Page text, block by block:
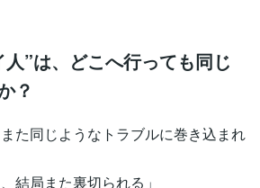
”は、どこへ行っても同じ
？
た同じようなトラブルに巻き込まれ
結局また裏切られる」